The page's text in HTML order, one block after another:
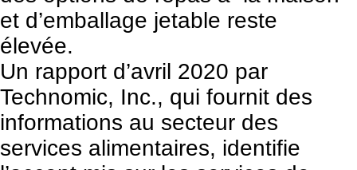
et d’emballage jetable reste
élevée.
Un rapport d’avril 2020 par
Technomic, Inc., qui fournit des
informations au secteur des
services alimentaires, identifie